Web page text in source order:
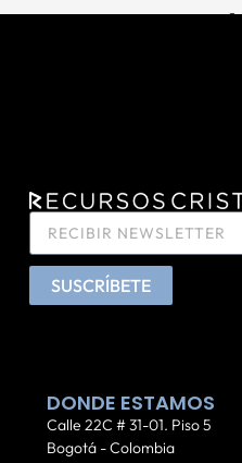
SUSCRÍBETE
DONDE ESTAMOS
Calle 22C # 31-01. Piso 5
Bogotá - Colombia